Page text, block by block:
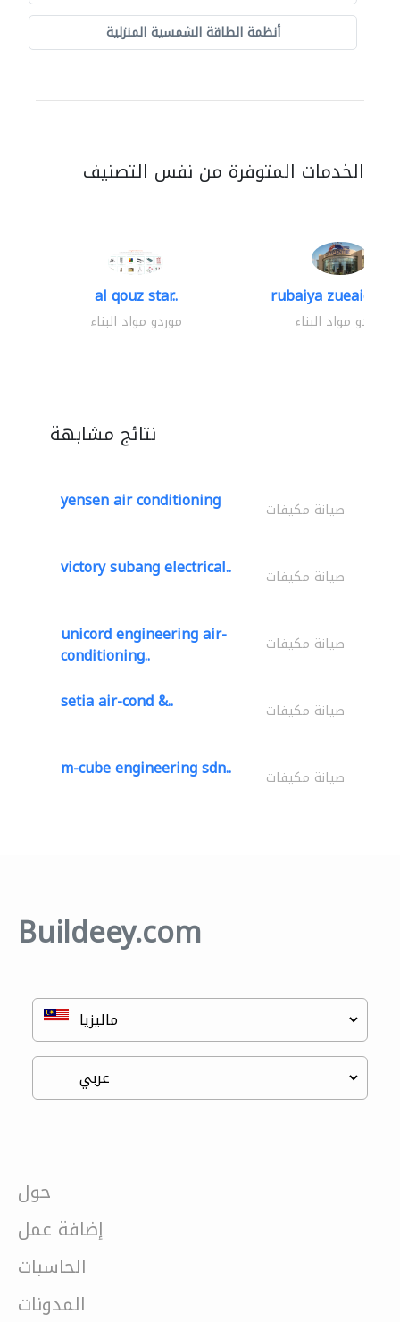
أنظمة الطاقة الشمسية المنزلية
الخدمات المتوفرة من نفس التصنيف
al qouz star..
موردو مواد البناء
rubaiya zueaid
موردو مواد البناء
نتائج مشابهة
yensen air conditioning صيانة مكيفات
victory subang electrical.. صيانة مكيفات
unicord engineering air-
conditioning.. صيانة مكيفات
setia air-cond &.. صيانة مكيفات
m-cube engineering sdn.. صيانة مكيفات
Buildeey.com
حول
إضافة عمل
الحاسبات
المدونات